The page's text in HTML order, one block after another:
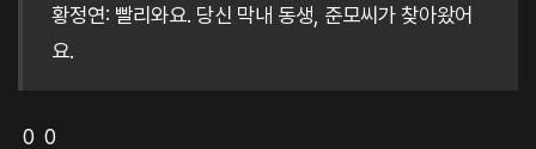
황정연: 빨리와요. 당신 막내 동생, 준모씨가 찾아왔어
요.
0 0